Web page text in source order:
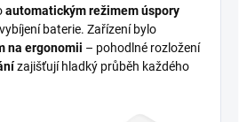
automatickým režimem úspory
baterie. Zařízení bylo
na ergonomii – pohodlné rozložení
zajišťují hladký průběh každého